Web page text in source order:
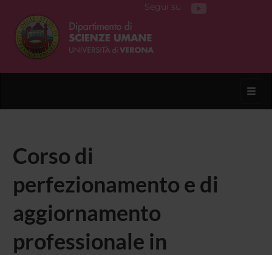
Segui su
Corso di
perfezionamento e di
aggiornamento
professionale in